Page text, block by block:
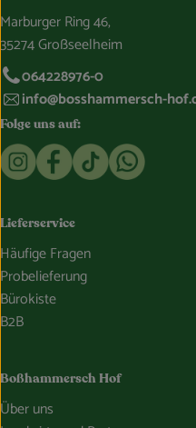
Marburger Ring 46,
35274 Großseelheim
064228976-0
info@bosshammersch-
Folge uns auf:
Externer Link zu https://
Externer Link zu
Externer Link
Lieferservice
Häufige Fragen
Probelieferung
Bürokiste
B2B
Boßhammersch Hof
Über uns